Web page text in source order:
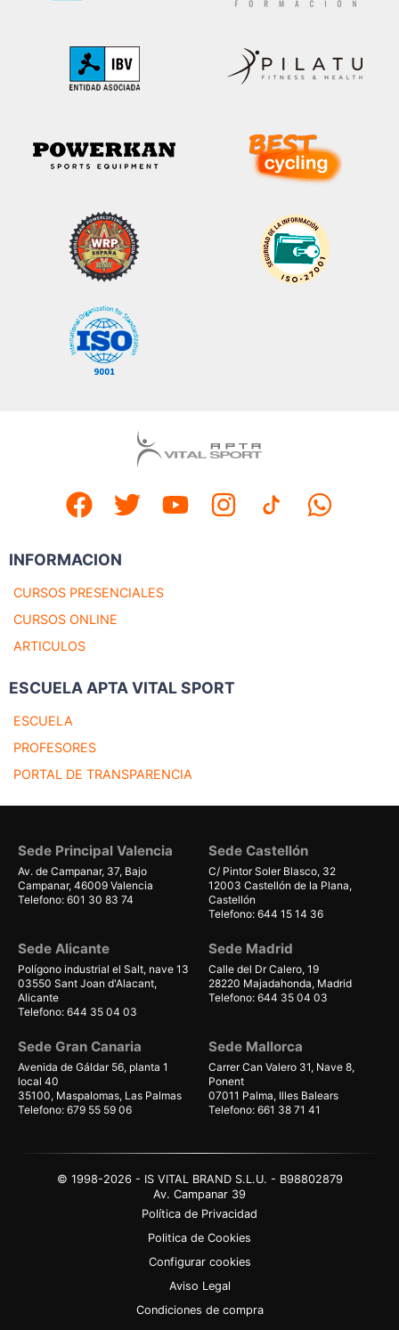
INFORMACION
CURSOS PRESENCIALES
CURSOS ONLINE
ARTICULOS
ESCUELA APTA VITAL SPORT
ESCUELA
PROFESORES
PORTAL DE TRANSPARENCIA
Sede Principal Valencia
Av. de Campanar, 37, Bajo
Campanar, 46009 Valencia
Telefono: 601 30 83 74
Sede Castellón
C/ Pintor Soler Blasco, 32
12003 Castellón de la Plana,
Castellón
Telefono: 644 15 14 36
Sede Alicante
Polígono industrial el Salt, nave 13
03550 Sant Joan d'Alacant,
Alicante
Telefono: 644 35 04 03
Sede Madrid
Calle del Dr Calero, 19
28220 Majadahonda, Madrid
Telefono: 644 35 04 03
Sede Gran Canaria
Avenida de Gáldar 56, planta 1
local 40
35100, Maspalomas, Las Palmas
Telefono: 679 55 59 06
Sede Mallorca
Carrer Can Valero 31, Nave 8,
Ponent
07011 Palma, Illes Balears
Telefono: 661 38 71 41
© 1998-2026 - IS VITAL BRAND S.L.U. - B98802879
Av. Campanar 39
Política de Privacidad
Politica de Cookies
Configurar cookies
Aviso Legal
Condiciones de compra